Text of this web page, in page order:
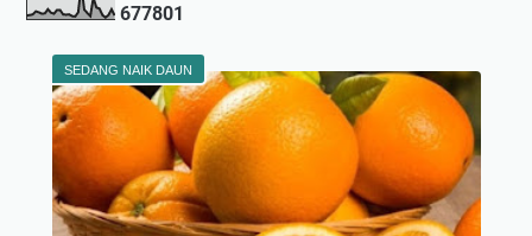
677801
SEDANG NAIK DAUN